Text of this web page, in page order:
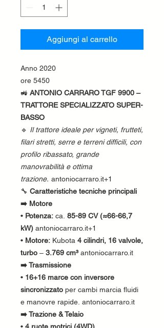
Aggiungi al carrello
Anno 2020
ore 5450
🚜 ANTONIO CARRARO TGF 9900 –
TRATTORE SPECIALIZZATO SUPER-
BASSO
🔹 Il trattore ideale per vigneti, frutteti,
filari stretti, serre e terreni difficili, con
profilo ribassato, grande
manovrabilità e ottima
trazione. antoniocarraro.it+1
🔧 Caratteristiche tecniche principali
➡️ Motore
• Potenza: ca. 85-89 CV (≈66-66,7
kW) antoniocarraro.it+1
• Motore: Kubota 4 cilindri, 16 valvole,
turbo – 3.769 cm³ antoniocarraro.it
➡️ Trasmissione
• 16+16 marce con inversore
sincronizzato per cambi marcia fluidi
e manovre rapide. antoniocarraro.it
➡️ Trazione & Telaio